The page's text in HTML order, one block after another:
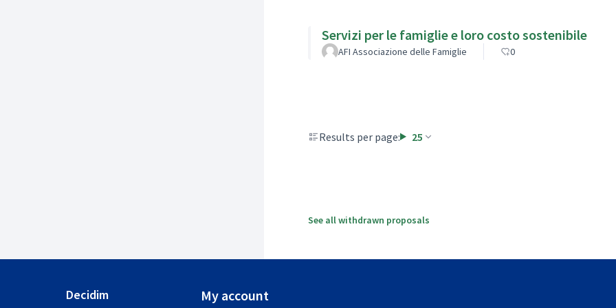
Servizi per le famiglie e loro costo sostenibile
AFI Associazione delle Famiglie 0
Results per page: 25
See all withdrawn proposals
Decidim My account